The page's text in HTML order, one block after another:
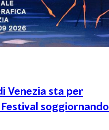
Venezia sta per
soggiornando